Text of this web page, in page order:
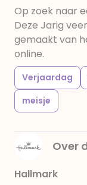
Op zoek naar
Deze Jarig
gemaakt van
online.
Verjaardag
meisje
Over
Hallmark